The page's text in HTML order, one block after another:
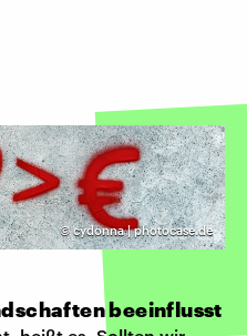
©cydonna | photocase.de
beeinflusst